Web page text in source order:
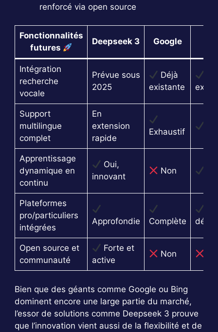
renforcé via open source
Fonctionnalités
futures
Deepseek 3 Google
Intégration
recherche
vocale
Prévue sous
2025
Déjà
existante
Support
multilingue
complet
En
extension
rapide
Exhaustif
Apprentissage
dynamique en
continu
Oui,
innovant
Non
Plateformes
pro/particuliers
intégrées
Approfondie Complète
Open source et
communauté
Forte et
active
Non
Bien que des géants comme Google ou Bing
dominent encore une large partie du marché,
l’essor de solutions comme Deepseek 3 prouve
que l’innovation vient aussi de la flexibilité et de